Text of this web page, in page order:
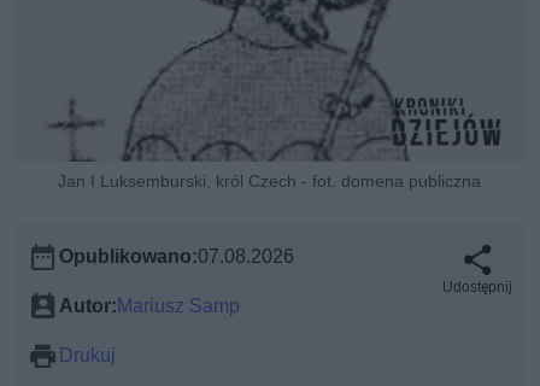
Jan I Luksemburski, król Czech - fot. domena publiczna
Opublikowano:07.08.2026
Autor: Mariusz Samp
Drukuj
Udostępnij